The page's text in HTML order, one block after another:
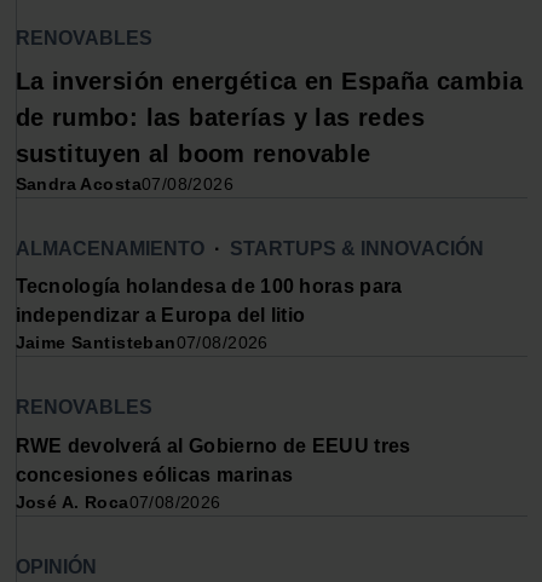
RENOVABLES
La inversión energética en España cambia
de rumbo: las baterías y las redes
sustituyen al boom renovable
Sandra Acosta07/08/2026
ALMACENAMIENTO ·
STARTUPS & INNOVACIÓN
Tecnología holandesa de 100 horas para
independizar a Europa del litio
Jaime Santisteban07/08/2026
RENOVABLES
RWE devolverá al Gobierno de EEUU tres
concesiones eólicas marinas
José A. Roca07/08/2026
OPINIÓN